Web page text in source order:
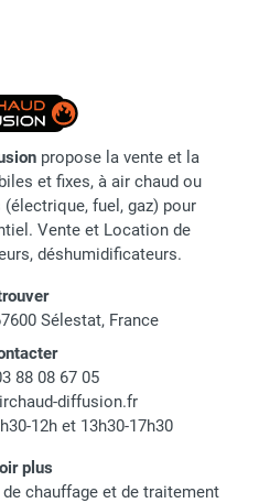
propose la vente et la
et fixes, à air chaud ou
fuel, gaz) pour
Vente et Location de
déshumidificateurs.
Sélestat, France
88 08 67 05
diffusion.fr
12h et 13h30-17h30
plus
chauffage et de traitement